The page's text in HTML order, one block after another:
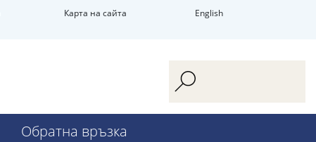
Карта на сайта English
Обратна връзка